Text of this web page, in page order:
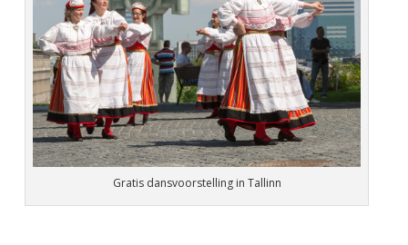
Gratis dansvoorstelling in Tallinn